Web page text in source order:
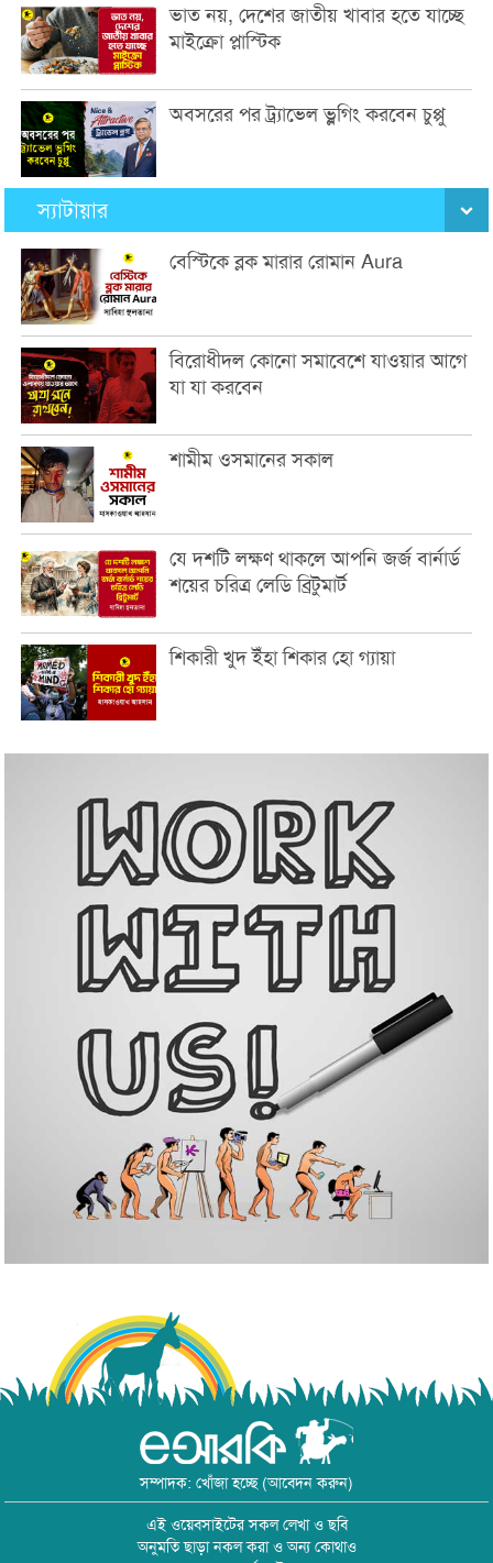
ভাত নয়, দেশের জাতীয় খাবার হতে যাচ্ছে
মাইক্রো প্লাস্টিক
অবসরের পর ট্র্যাভেল ভ্লগিং করবেন চুপ্পু
স্যাটায়ার
বেস্টিকে ব্লক মারার রোমান Aura
বিরোধীদল কোনো সমাবেশে যাওয়ার আগে
যা যা করবেন
শামীম ওসমানের সকাল
যে দশটি লক্ষণ থাকলে আপনি জর্জ বার্নার্ড
শয়ের চরিত্র লেডি ব্রিটুমার্ট
শিকারী খুদ ইঁহা শিকার হো গ্যায়া
সম্পাদক: খোঁজা হচ্ছে (আবেদন করুন)
এই ওয়েবসাইটের সকল লেখা ও ছবি
অনুমতি ছাড়া নকল করা ও অন্য কোথাও